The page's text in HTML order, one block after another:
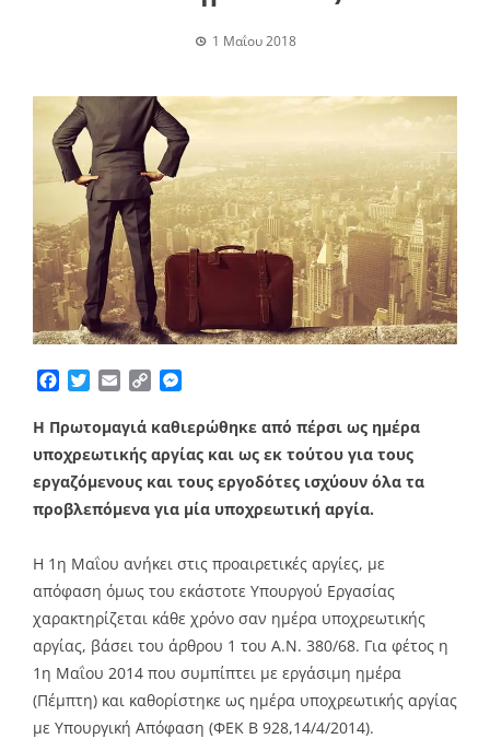
1 Μαΐου 2018
Facebook
TwitterEmailCopy
H Πρωτομαγιά καθιερώθηκε από πέρσι ως ημέρα
υποχρεωτικής αργίας και ως εκ τούτου για τους
εργαζόμενους και τους εργοδότες ισχύουν όλα τα
προβλεπόμενα για μία υποχρεωτική αργία.
Η 1η Μαΐου ανήκει στις προαιρετικές αργίες, με
απόφαση όμως του εκάστοτε Υπουργού Εργασίας
χαρακτηρίζεται κάθε χρόνο σαν ημέρα υποχρεωτικής
αργίας, βάσει του άρθρου 1 του Α.Ν. 380/68. Για φέτος η
1η Μαΐου 2014 που συμπίπτει με εργάσιμη ημέρα
(Πέμπτη) και καθορίστηκε ως ημέρα υποχρεωτικής αργίας
με Υπουργική Απόφαση (ΦΕΚ Β 928,14/4/2014).